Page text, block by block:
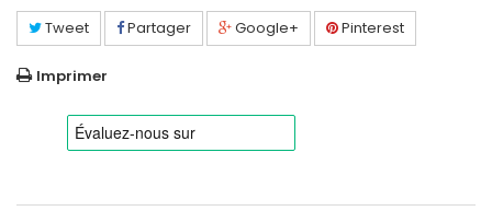
Tweet Partager Google+ Pinterest
Imprimer